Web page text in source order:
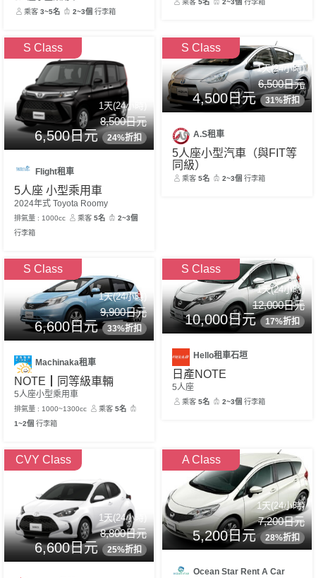
乘客3~5名 2~3個 行李箱
乘客5名 2~3個 行李箱
S Class
1天(24小時)
8,500日元
6,500日元 24%折扣
Flight租車
5人座 小型乘用車
2024年式 Toyota Roomy
排氣量 : 1000cc 乘客5名
2~3個
行李箱
S Class
1天(24小時)
6,500日元
4,500日元 31%折扣
A.S租車
5人座小型汽車（與FIT等
同級）
乘客5名 2~3個 行李箱
S Class
1天(24小時)
9,900日元
6,600日元 33%折扣
Machinaka租車
NOTE┃同等級車輛
5人座小型乘用車
排氣量 : 1000~1300cc 乘客5名
1~2個 行李箱
S Class
1天(24小時)
12,000日元
10,000日元 17%折扣
Hello租車石垣
日產NOTE
5人座
乘客5名 2~3個 行李箱
CVY Class
1天(24小時)
8,800日元
6,600日元 25%折扣
A Class
1天(24小時)
7,200日元
5,200日元 28%折扣
Ocean Star Rent A Car